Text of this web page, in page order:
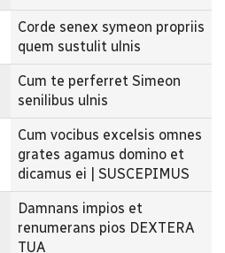
Corde senex symeon propriis
quem sustulit ulnis
Cum te perferret Simeon
senilibus ulnis
Cum vocibus excelsis omnes
grates agamus domino et
dicamus ei | SUSCEPIMUS
Damnans impios et
renumerans pios DEXTERA
TUA